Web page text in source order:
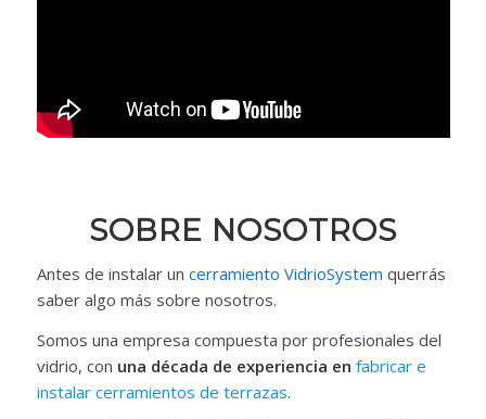
SOBRE NOSOTROS
Antes de instalar un cerramiento VidrioSystem querrás
saber algo más sobre nosotros.
Somos una empresa compuesta por profesionales del
vidrio, con una década de experiencia en fabricar e
instalar cerramientos de terrazas.